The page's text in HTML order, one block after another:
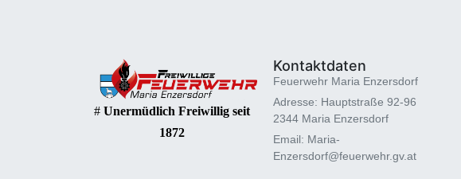
# Unermüdlich Freiwillig seit
1872
Kontaktdaten
Feuerwehr Maria Enzersdorf
Adresse: Hauptstraße 92-96
2344 Maria Enzersdorf
Email: Maria-
Enzersdorf@feuerwehr.gv.at